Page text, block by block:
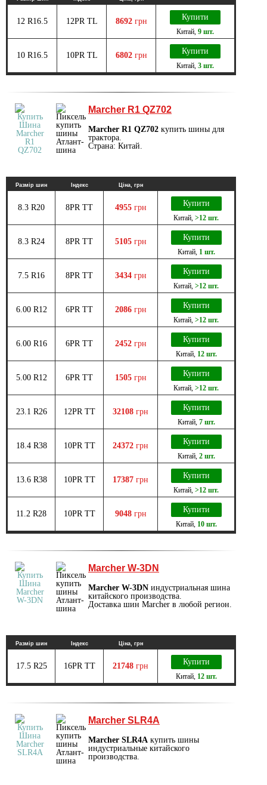
12 R16.5 12PR TL 8692 грн Купити
Китай 9 шт.
10 R16.5 10PR TL 6802 грн Купити
Китай 3 шт.
Marcher R1 QZ702
Marcher R1 QZ702 купить шины для
трактора.
Страна: Китай.
Размір шин Індекс Ціна, грн
8.3 R20 8PR TT 4955 грн Купити
Китай >12 шт.
8.3 R24 8PR TT 5105 грн Купити
Китай, 1 шт.
7.5 R16 8PR TT 3434 грн Купити
Китай >12 шт.
6.00 R12 6PR TT 2086 грн Купити
Китай >12 шт.
6.00 R16 6PR TT 2452 грн Купити
Китай, 12 шт.
5.00 R12 6PR TT 1505 грн Купити
Китай >12 шт.
23.1 R26 12PR TT 32108 грн Купити
Китай, 7 шт.
18.4 R38 10PR TT 24372 грн Купити
Китай, 2 шт.
13.6 R38 10PR TT 17387 грн Купити
Китай >12 шт.
11.2 R28 10PR TT 9048 грн Купити
Китай, 10 шт.
Marcher W-3DN
Marcher W-3DN индустриальная шина
китайского производства.
Доставка шин Marcher в любой регион.
Размір шин Індекс Ціна, грн
17.5 R25 16PR TT 21748 грн Купити
Китай, 12 шт.
Marcher SLR4A
Marcher SLR4A купить шины
индустриальные китайского
производства.